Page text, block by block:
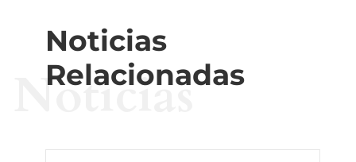
Noticias
Relacionadas
Noticias